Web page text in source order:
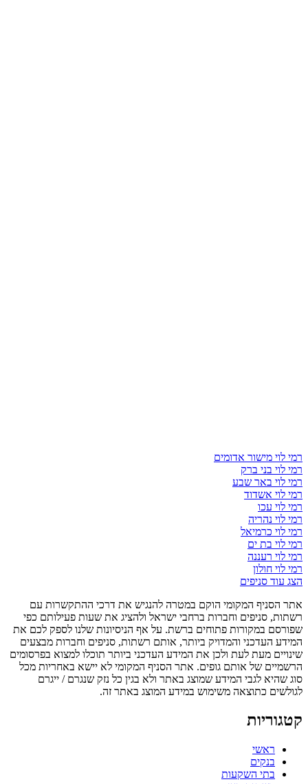
רמי לוי מישור אדומים
רמי לוי בני ברק
רמי לוי באר שבע
רמי לוי אשדוד
רמי לוי עכו
רמי לוי נהריה
רמי לוי כרמיאל
רמי לוי בת ים
רמי לוי רעננה
רמי לוי חולון
הצג עוד סניפים
אתר הסניף המקומי הוקם במטרה להנגיש את דרכי ההתקשרות עם
רשתות, סניפים וחברות ברחבי ישראל ולהציג את שעות פעילותם כפי
שפורסם במקורות פתוחים ברשת. על אף הניסיונות שלנו לספק לכם את
המידע העדכני והמדויק ביותר, אותם רשתות, סניפים וחברות מבצעים
שינויים מעת לעת ולכן את המידע העדכני ביותר תוכלו למצוא בפרסומים
הרשמיים של אותם גופים. אתר הסניף המקומי לא יישא באחריות מכל
סוג שהיא לגבי המידע שמוצג באתר ולא בגין כל נזק שנגרם / ייגרם
לגולשים כתוצאה משימוש במידע המוצג באתר זה.
קטגוריות
ראשי
בנקים
בתי השקעות